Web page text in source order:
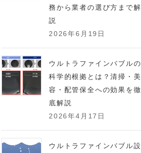
務から業者の選び方まで解
説
2026年6月19日
ウルトラファインバブルの
科学的根拠とは？清掃・美
容・配管保全への効果を徹
底解説
2026年4月17日
ウルトラファインバブル設